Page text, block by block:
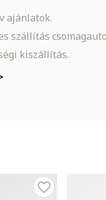
ajánlatok.
szállítás
kiszállítás.